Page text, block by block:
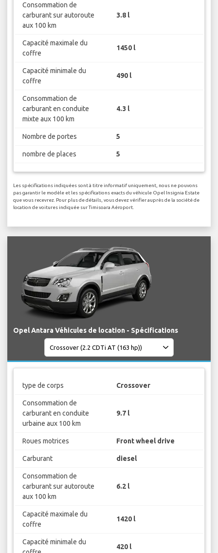
Consommation de
carburant sur autoroute
aux 100 km
3.8 l
Capacité maximale du
coffre
1450 l
Capacité minimale du
coffre
490 l
Consommation de
carburant en conduite
mixte aux 100 km
4.3 l
Nombre de portes 5
nombre de places 5
Les spécifications indiquées sont à titre informatif uniquement, nous ne pouvons
pas garantir le modèle et les spécifications exacts du véhicule Opel Insignia Estate
que vous recevrez. Pour plus de détails, vous devez vérifier auprès de la société de
location de voitures indiquée sur Timisoara Aéroport.
Opel Antara Véhicules de location - Spécifications
type de corps Crossover
Consommation de
carburant en conduite
urbaine aux 100 km
9.7 l
Roues motrices Front wheel drive
Carburant diesel
Consommation de
carburant sur autoroute
aux 100 km
6.2 l
Capacité maximale du
coffre
1420 l
Capacité minimale du
420 l